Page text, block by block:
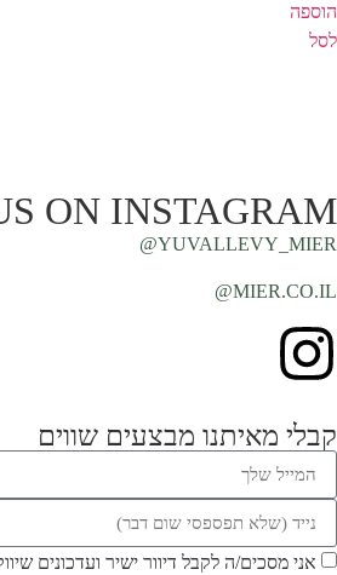
הוספה
לסל
ON INSTAGRAM
YUVALLEVY_MIER@
MIER.CO.IL@
קבלי מאיתנו מבצעים שווים
אני מסכים/ה לקבל דיוור ישיר ועדכונים